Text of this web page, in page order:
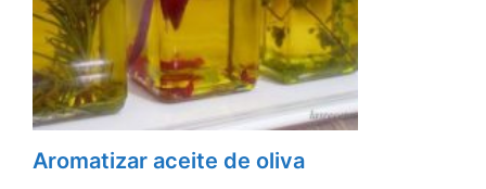
Aromatizar aceite de oliva